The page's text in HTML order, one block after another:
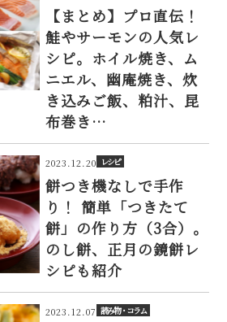
【まとめ】プロ直伝！
鮭やサーモンの人気レ
シピ。ホイル焼き、ム
ニエル、幽庵焼き、炊
き込みご飯、粕汁、昆
布巻き…
2023.12.20 レシピ
餅つき機なしで手作
り！ 簡単「つきたて
餅」の作り方（3合）。
のし餅、正月の鏡餅レ
シピも紹介
2023.12.07 読み物・コラム